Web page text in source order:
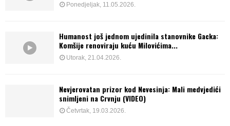
Ponedjeljak, 11.05.2026.
Humanost još jednom ujedinila stanovnike Gacka:
Komšije renoviraju kuću Milovićima...
Utorak, 21.04.2026.
Nevjerovatan prizor kod Nevesinja: Mali medvjedići
snimljeni na Crvnju (VIDEO)
Četvrtak, 19.03.2026.